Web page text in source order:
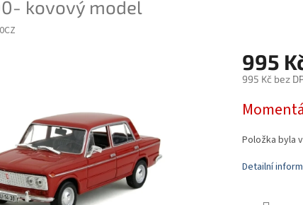
kovový model
995
995 Kč bez
cena:
Položka byla
Detailní